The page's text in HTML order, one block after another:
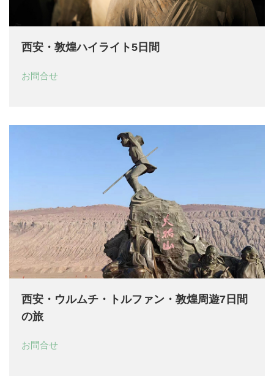
西安・敦煌ハイライト5日間
お問合せ
西安・ウルムチ・トルファン・敦煌周遊7日間
の旅
お問合せ